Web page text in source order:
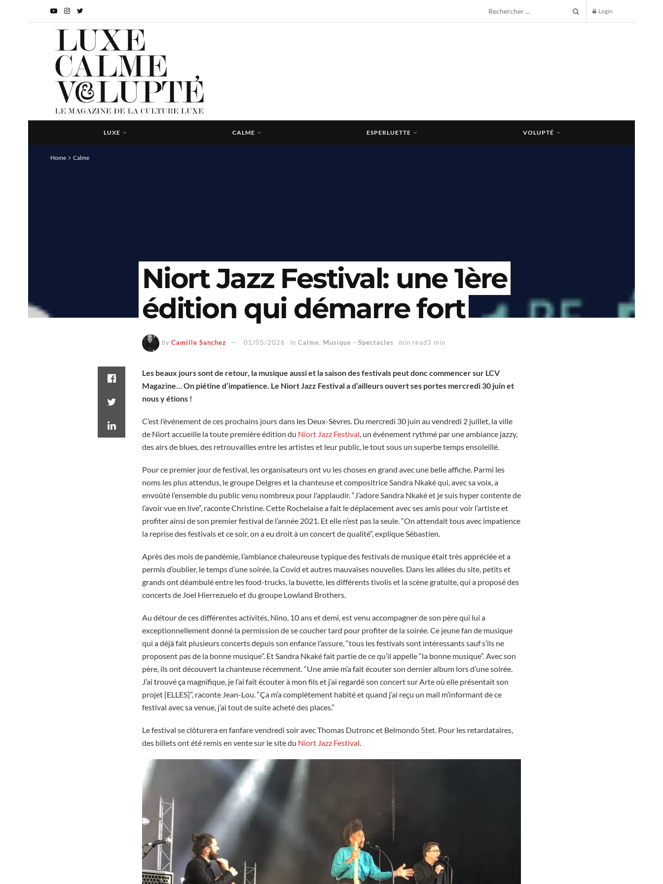
Login
LUXE CALME ESPERLUETTE VOLUPTÉ
Home Calme
Niort Jazz Festival: une 1ère
édition qui démarre fort
by Camille Sanchez 01/05/2026 in Calme, Musique - Spectacles min read3 min
Les beaux jours sont de retour, la musique aussi et la saison des festivals peut donc commencer sur LCV
Magazine… On piétine d’impatience. Le Niort Jazz Festival a d’ailleurs ouvert ses portes mercredi 30 juin et
nous y étions !
C’est l’événement de ces prochains jours dans les Deux-Sèvres. Du mercredi 30 juin au vendredi 2 juillet, la ville
de Niort accueille la toute première édition du Niort Jazz Festival, un événement rythmé par une ambiance jazzy,
des airs de blues, des retrouvailles entre les artistes et leur public, le tout sous un superbe temps ensoleillé.
Pour ce premier jour de festival, les organisateurs ont vu les choses en grand avec une belle affiche. Parmi les
noms les plus attendus, le groupe Delgres et la chanteuse et compositrice Sandra Nkaké qui, avec sa voix, a
envoûté l’ensemble du public venu nombreux pour l’applaudir. “J’adore Sandra Nkaké et je suis hyper contente de
l’avoir vue en live”, raconte Christine. Cette Rochelaise a fait le déplacement avec ses amis pour voir l’artiste et
profiter ainsi de son premier festival de l’année 2021. Et elle n’est pas la seule. “On attendait tous avec impatience
la reprise des festivals et ce soir, on a eu droit à un concert de qualité”, explique Sébastien.
Après des mois de pandémie, l’ambiance chaleureuse typique des festivals de musique était très appréciée et a
permis d’oublier, le temps d’une soirée, la Covid et autres mauvaises nouvelles. Dans les allées du site, petits et
grands ont déambulé entre les food-trucks, la buvette, les différents tivolis et la scène gratuite, qui a proposé des
concerts de Joel Hierrezuelo et du groupe Lowland Brothers.
Au détour de ces différentes activités, Nino, 10 ans et demi, est venu accompagner de son père qui lui a
exceptionnellement donné la permission de se coucher tard pour profiter de la soirée. Ce jeune fan de musique
qui a déjà fait plusieurs concerts depuis son enfance l’assure, “tous les festivals sont intéressants sauf s’ils ne
proposent pas de la bonne musique”. Et Sandra Nkaké fait partie de ce qu’il appelle “la bonne musique”. Avec son
père, ils ont découvert la chanteuse récemment. “Une amie m’a fait écouter son dernier album lors d’une soirée.
J’ai trouvé ça magnifique, je l’ai fait écouter à mon fils et j’ai regardé son concert sur Arte où elle présentait son
projet [ELLES]”, raconte Jean-Lou. “Ça m’a complètement habité et quand j’ai reçu un mail m’informant de ce
festival avec sa venue, j’ai tout de suite acheté des places.”
Le festival se clôturera en fanfare vendredi soir avec Thomas Dutronc et Belmondo 5tet. Pour les retardataires,
des billets ont été remis en vente sur le site du Niort Jazz Festival.